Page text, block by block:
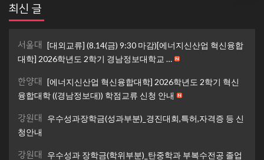
최신 글
서울대 [대외교류] (8.14(금) 9:30 마감)[에너지신산업 혁신융합
대학] 2026학년도 2학기 경남정보대학교 …
한양대 [에너지신산업 혁신융합대학] 2026학년도 2학기 혁신
융합대학 ((경남정보대)) 학점교류 신청 안내
강원대
우수성과장학금(성과부분)_경진대회,특허,자격증 등 신
청안내
강원대
우수성과 장학금(학위부분)_탄중학과 부복수전공 졸업